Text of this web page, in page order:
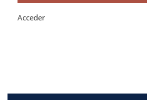
Acceder